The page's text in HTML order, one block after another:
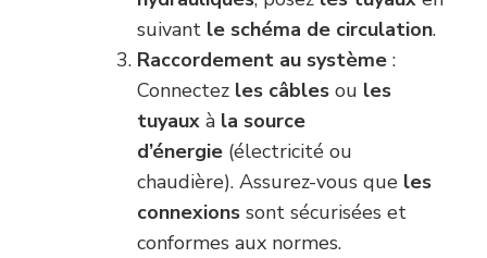
suivant le schéma de circulation.
Raccordement au système :
Connectez les câbles ou les
tuyaux à la source
d’énergie (électricité ou
chaudière). Assurez-vous que les
connexions sont sécurisées et
conformes aux normes.